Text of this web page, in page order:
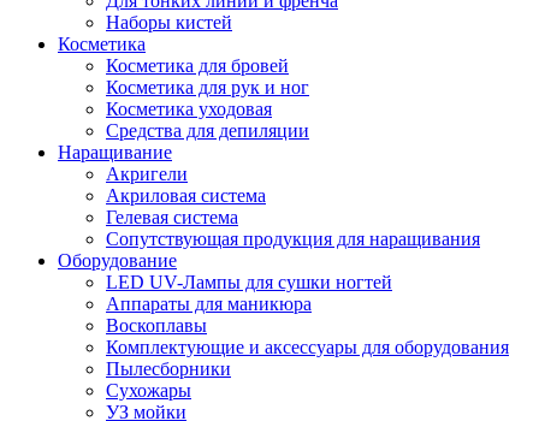
Наборы кистей
Косметика
Косметика для бровей
Косметика для рук и ног
Косметика уходовая
Средства для депиляции
Наращивание
Акригели
Акриловая система
Гелевая система
Сопутствующая продукция для наращивания
Оборудование
LED UV-Лампы для сушки ногтей
Аппараты для маникюра
Воскоплавы
Комплектующие и аксессуары для оборудования
Пылесборники
Сухожары
УЗ мойки